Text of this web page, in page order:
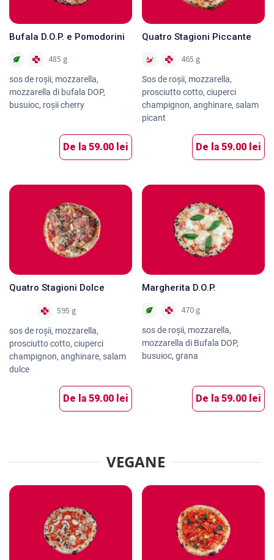
Bufala D.O.P. e Pomodorini
485 g
sos de roșii, mozzarella,
mozzarella di bufala DOP,
busuioc, roșii cherry
De la 59.00 lei
Quatro Stagioni Piccante
465 g
Sos de roșii, mozzarella,
prosciutto cotto, ciuperci
champignon, anghinare, salam
picant
De la 59.00 lei
Quatro Stagioni Dolce
595 g
sos de roșii, mozzarella,
prosciutto cotto, ciuperci
champignon, anghinare, salam
dulce
De la 59.00 lei
Margherita D.O.P.
470 g
sos de roşii, mozzarella,
mozzarella di Bufala DOP,
busuioc, grana
De la 59.00 lei
VEGANE